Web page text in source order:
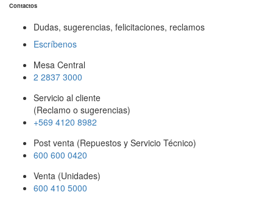
Contactos
Dudas, sugerencias, felicitaciones, reclamos
Escríbenos
Mesa Central
2 2837 3000
Servicio al cliente
(Reclamo o sugerencias)
+569 4120 8982
Post venta (Repuestos y Servicio Técnico)
600 600 0420
Venta (Unidades)
600 410 5000